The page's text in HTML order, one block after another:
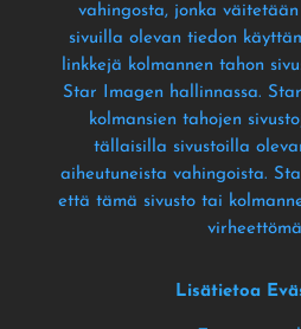
vahingosta, jonka
sivuilla olevan tiedon
linkkejä kolmannen tahon
Star Imagen hallinnassa.
kolmansien tahojen
tällaisilla sivustoilla
aiheutuneista vahingoista.
että tämä sivusto tai
Lisätietoa